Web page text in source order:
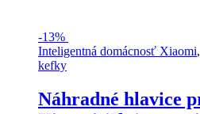
-13%
Inteligentná domácnosť Xiaomi,
kefky
Náhradné hlavice